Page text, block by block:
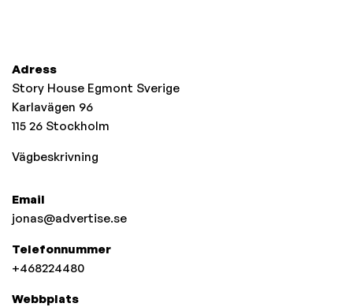
Adress
Story House Egmont Sverige
Karlavägen 96
115 26 Stockholm
Vägbeskrivning
Email
jonas@advertise.se
Telefonnummer
+468224480
Webbplats